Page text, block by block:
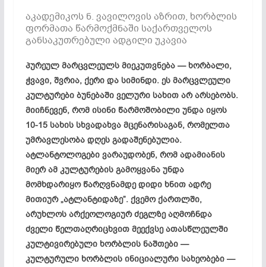
აკადემიკოს ნ. ვავილოვის აზრით, ხორბლის
ფორმათა წარმოქმნაში საქართველოს
განსაკუთრებული ადგილი უკავია
პურეულ მარცვლეულს მიეკუთვნება — ხორბალი,
ჭვავი, შვრია, ქერი და სიმინდი. ეს მარცვლეული
კულტურები ბუნებაში ველური სახით არ არსებობს.
მიიჩნევენ, რომ ისინი წარმოშობილი უნდა იყოს
10-15 სახის სხვადახვა მცენარისაგან, რომელთა
უმრავლესობა დღეს გადაშენებულია.
ატლანტოლოგები ვარაუდობენ, რომ ადამიანის
მიერ ამ კულტურების გამოყვანა უნდა
მომხდარიყო წარღვნამდე დიდი ხნით ადრე
მითიურ „ატლანტიდაზე”. ქვემო ქართლში,
არუხლოს არქეოლოგიურ ძეგლზე აღმოჩნდა
ძველი წელთაღრიცხვით მეექვსე ათასწლეულში
კულტივირებული ხორბლის ნაშთები —
კულტურული ხორბლის ინიციალური სახეობები —